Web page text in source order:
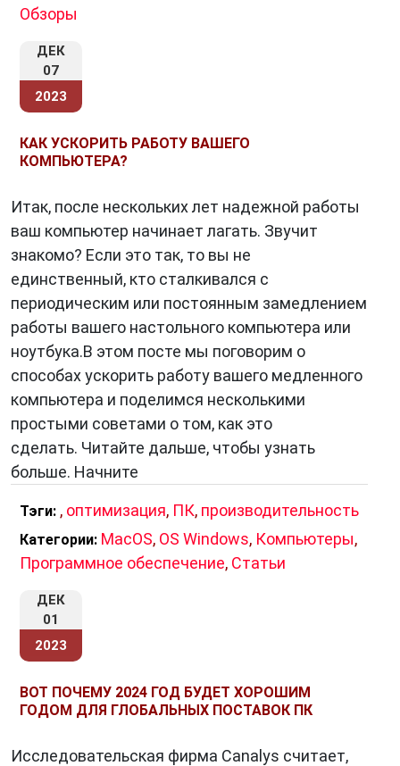
Обзоры
ДЕК
07
2023
КАК УСКОРИТЬ РАБОТУ ВАШЕГО
КОМПЬЮТЕРА?
Итак, после нескольких лет надежной работы
ваш компьютер начинает лагать. Звучит
знакомо? Если это так, то вы не
единственный, кто сталкивался с
периодическим или постоянным замедлением
работы вашего настольного компьютера или
ноутбука.В этом посте мы поговорим о
способах ускорить работу вашего медленного
компьютера и поделимся несколькими
простыми советами о том, как это
сделать. Читайте дальше, чтобы узнать
больше. Начните
Тэги: , оптимизация, ПК, производительность
Категории: MacOS, OS Windows, Компьютеры,
Программное обеспечение, Статьи
ДЕК
01
2023
ВОТ ПОЧЕМУ 2024 ГОД БУДЕТ ХОРОШИМ
ГОДОМ ДЛЯ ГЛОБАЛЬНЫХ ПОСТАВОК ПК
Исследовательская фирма Canalys считает,